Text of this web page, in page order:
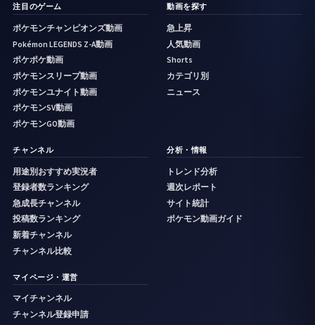
注目のゲーム
ポケモンチャンピオンズ動画
Pokémon LEGENDS Z-A動画
ポケポケ動画
ポケモンスリープ動画
ポケモンユナイト動画
ポケモンSV動画
ポケモンGO動画
動画を探す
急上昇
人気動画
Shorts
カテゴリ別
ニュース
チャンネル
用途別おすすめ実況者
登録者数ランキング
急成長チャンネル
投稿数ランキング
新着チャンネル
チャンネル比較
分析・情報
トレンド分析
週次レポート
サイト統計
ポケモン動画ガイド
マイページ・運営
マイチャンネル
チャンネル登録申請